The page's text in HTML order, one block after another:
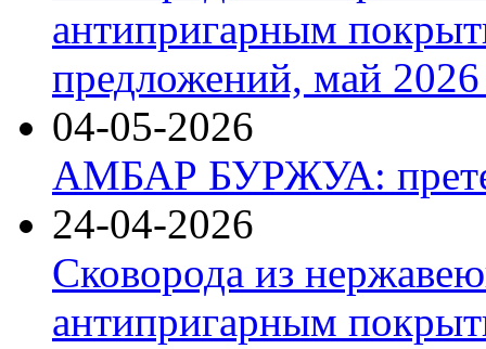
антипригарным
предложений, май 2026
04-05-2026
АМБАР БУРЖУА:
24-04-2026
Сковорода из
антипригарным